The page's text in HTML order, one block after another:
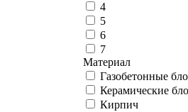
4
5
6
7
Материал
Газобетонные
Керамические
Кирпич